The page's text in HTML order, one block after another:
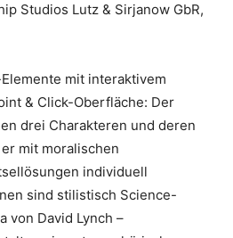
Studios Lutz & Sirjanow GbR,
mit interaktivem
& Click-Oberfläche: Der
drei Charakteren und deren
mit moralischen
individuell
sind stilistisch Science-
von David Lynch –